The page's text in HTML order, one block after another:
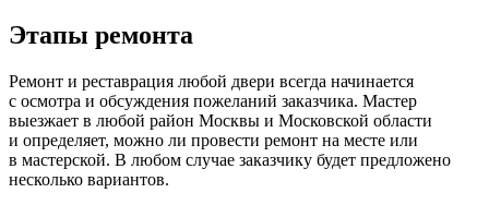
Этапы ремонта
Ремонт и реставрация любой двери всегда начинается
с осмотра и обсуждения пожеланий заказчика. Мастер
выезжает в любой район Москвы и Московской области
и определяет, можно ли провести ремонт на месте или
в мастерской. В любом случае заказчику будет предложено
несколько вариантов.